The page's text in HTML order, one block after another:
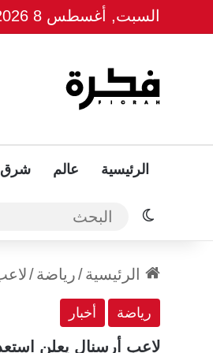
السبت, أغسطس 8 2026
الرئيسية عالم
الوضع المظلم
الرئيسية/رياضة/
رياضة أخبار
لاعب أرسنال يعلن